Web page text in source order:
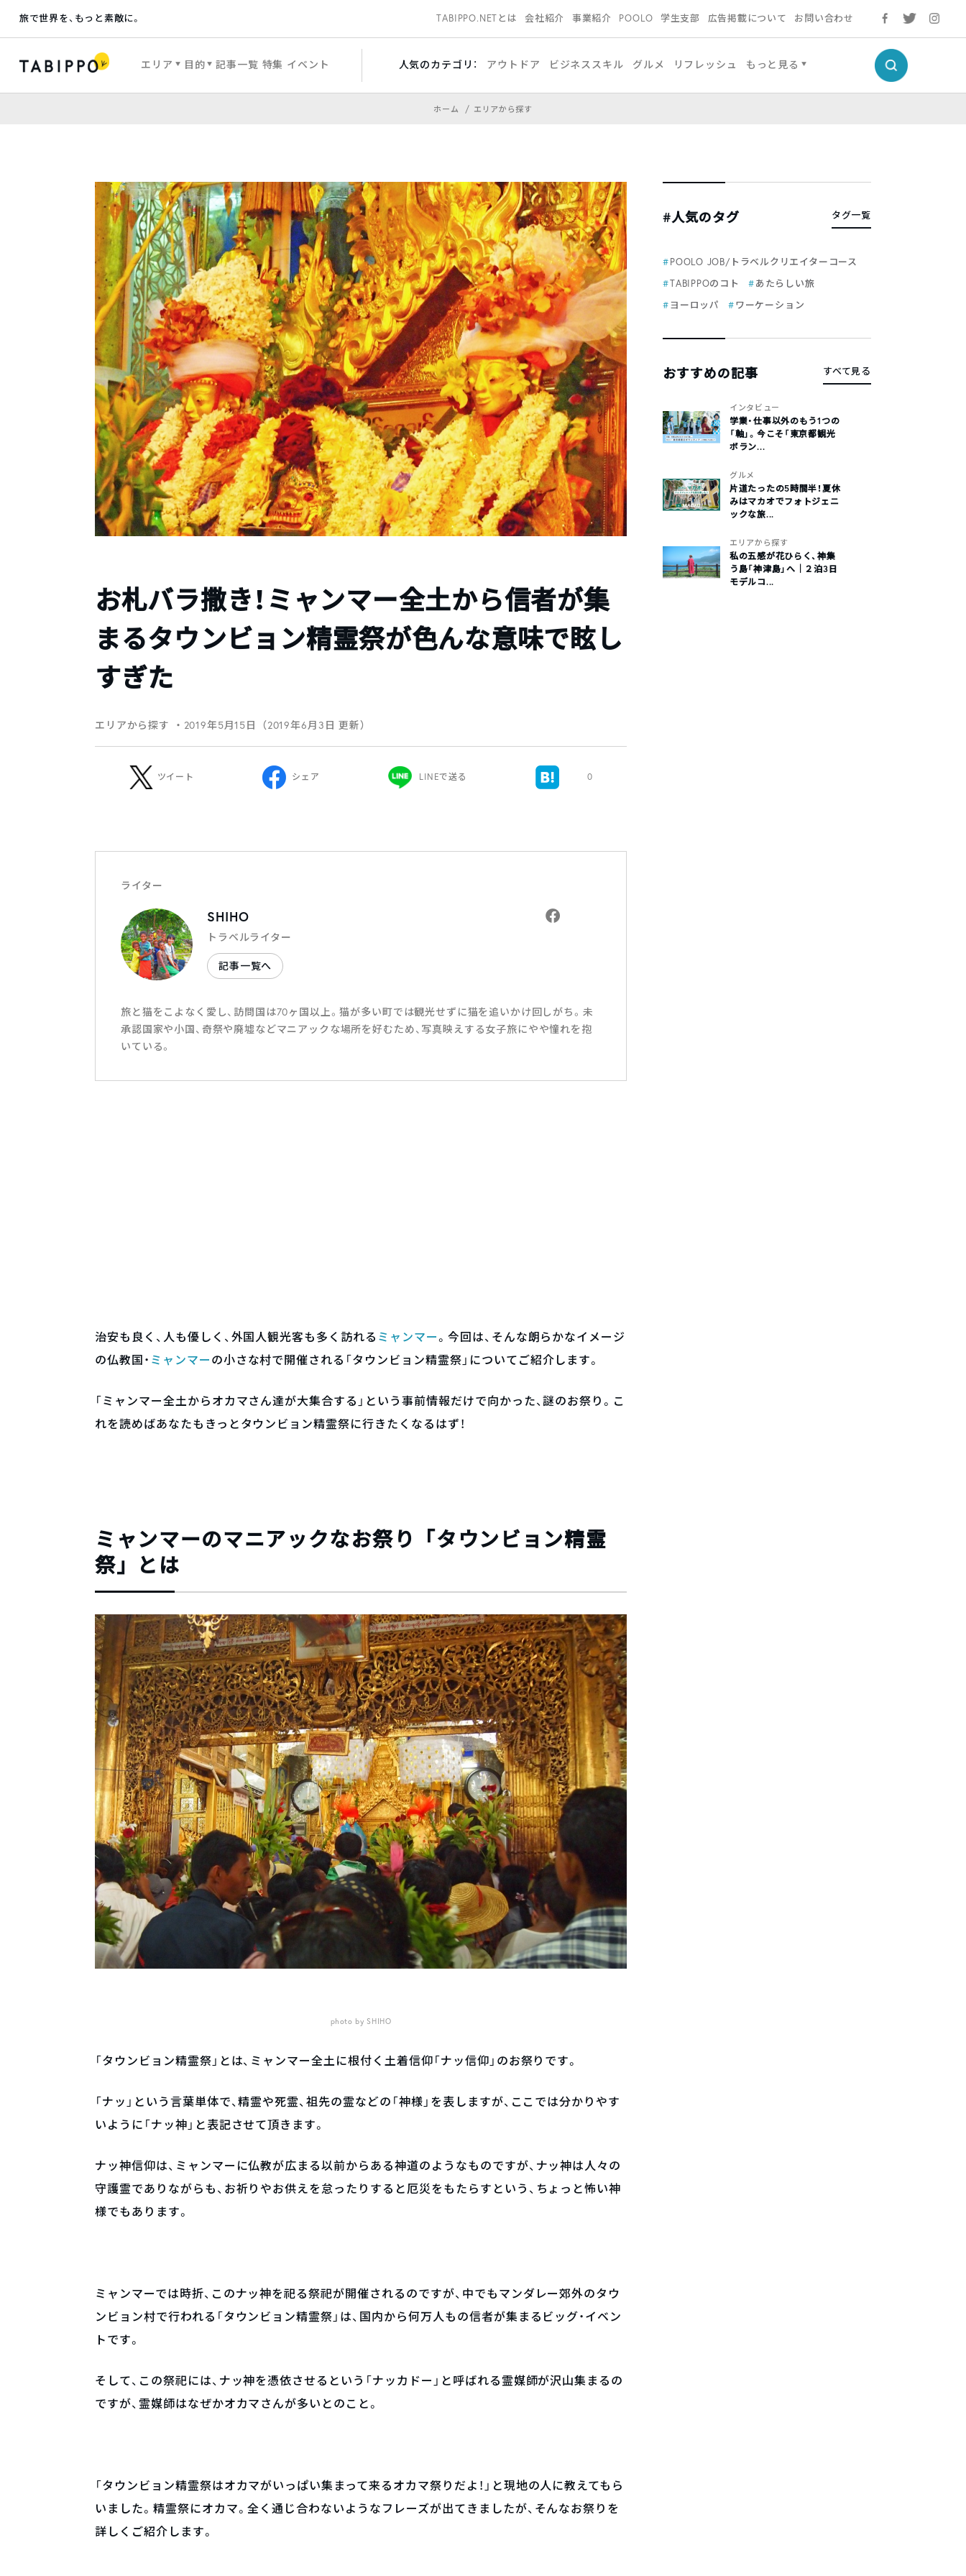
旅で世界を、もっと素敵に。 TABIPPO.NETとは 会社紹介 事業紹介 POOLO 学生支部 広告掲載について お問い合わせ
エリア 目的 記事一覧 特集 イベント 人気のカテゴリ： アウトドア ビジネススキル グルメ リフレッシュ もっと見る
ホーム エリアから探す
お札バラ撒き！ミャンマー全土から信者が集
まるタウンビョン精霊祭が色んな意味で眩し
すぎた
エリアから探す ・2019年5月15日（2019年6月3日 更新）
ツイート シェア LINEで送る 0
ライター
SHIHO
トラベルライター
記事一覧へ
旅と猫をこよなく愛し、訪問国は70ヶ国以上。猫が多い町では観光せずに猫を追いかけ回しがち。未
承認国家や小国、奇祭や廃墟などマニアックな場所を好むため、写真映えする女子旅にやや憧れを抱
いている。
治安も良く、人も優しく、外国人観光客も多く訪れる ミャンマー。今回は、そんな朗らかなイメージ
の仏教国・ ミャンマーの小さな村で開催される「タウンビョン精霊祭」についてご紹介します。
「ミャンマー全土からオカマさん達が大集合する」という事前情報だけで向かった、謎のお祭り。こ
れを読めばあなたもきっとタウンビョン精霊祭に行きたくなるはず！
ミャンマーのマニアックなお祭り「タウンビョン精霊
祭」とは
photo by SHIHO
「タウンビョン精霊祭」とは、ミャンマー全土に根付く土着信仰「ナッ信仰」のお祭りです。
「ナッ」という言葉単体で、精霊や死霊、祖先の霊などの「神様」を表しますが、ここでは分かりやす
いように「ナッ神」と表記させて頂きます。
ナッ神信仰は、ミャンマーに仏教が広まる以前からある神道のようなものですが、ナッ神は人々の
守護霊でありながらも、お祈りやお供えを怠ったりすると厄災をもたらすという、ちょっと怖い神
様でもあります。
ミャンマーでは時折、このナッ神を祀る祭祀が開催されるのですが、中でもマンダレー郊外のタウ
ンビョン村で行われる「タウンビョン精霊祭」は、国内から何万人もの信者が集まるビッグ・イベン
トです。
そして、この祭祀には、ナッ神を憑依させるという「ナッカドー」と呼ばれる霊媒師が沢山集まるの
ですが、霊媒師はなぜかオカマさんが多いとのこと。
「タウンビョン精霊祭はオカマがいっぱい集まって来るオカマ祭りだよ！」と現地の人に教えてもら
いました。精霊祭にオカマ。全く通じ合わないようなフレーズが出てきましたが、そんなお祭りを
詳しくご紹介します。
#人気のタグ タグ一覧
POOLO JOB/トラベルクリエイターコース
TABIPPOのコト
あたらしい旅
ヨーロッパ
ワーケーション
おすすめの記事 すべて見る
インタビュー
学業・仕事以外のもう1つの
「軸」。今こそ「東京都観光
ボラン...
グルメ
片道たったの5時間半！夏休
みはマカオでフォトジェニ
ックな旅...
エリアから探す
私の五感が花ひらく、神集
う島「神津島」へ｜２泊3日
モデルコ...